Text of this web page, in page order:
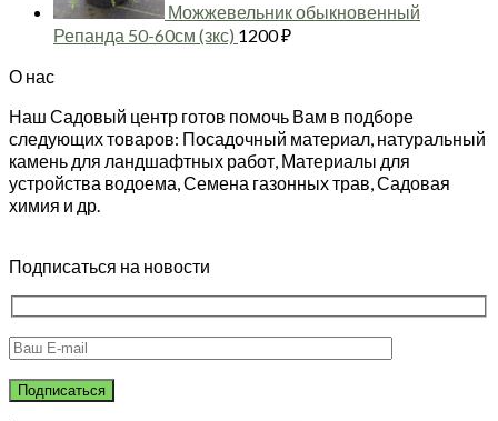
Можжевельник обыкновенный
Репанда 50-60см (зкс) 1200₽
О нас
Наш Садовый центр готов помочь Вам в подборе
следующих товаров: Посадочный материал, натуральный
камень для ландшафтных работ, Материалы для
устройства водоема, Семена газонных трав, Садовая
химия и др.
Подписаться на новости